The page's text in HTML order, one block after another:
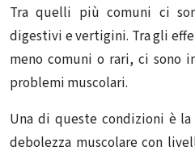
Traquelli più comuni ci
digestivi e vertigini. Tragli
meno comuni o rari, ci sono
problemi muscolari.
Una di queste condizioni è la
debolezza muscolare con